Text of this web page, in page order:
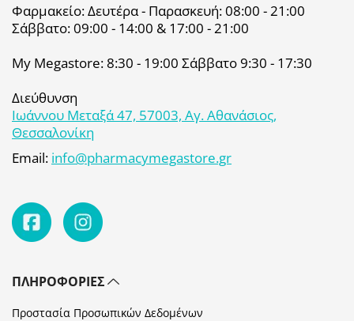
Φαρμακείο: Δευτέρα - Παρασκευή: 08:00 - 21:00
Σάββατο: 09:00 - 14:00 & 17:00 - 21:00
My Megastore: 8:30 - 19:00 Σάββατο 9:30 - 17:30
Διεύθυνση
Ιωάννου Μεταξά 47, 57003, Αγ. Αθανάσιος,
Θεσσαλονίκη
Email: info@pharmacymegastore.gr
ΠΛΗΡΟΦΟΡΊΕΣ
Προστασία Προσωπικών Δεδομένων